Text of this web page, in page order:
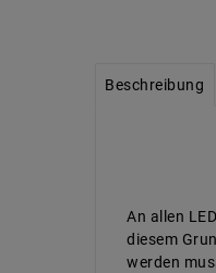
Beschreibung
An allen
diesem
werden